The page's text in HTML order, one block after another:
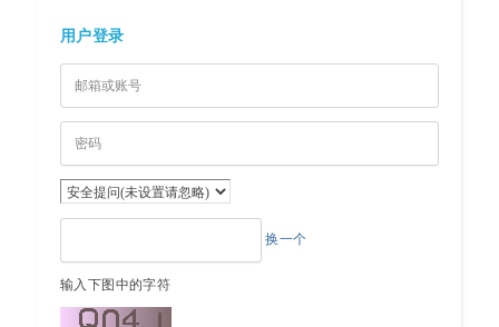
用户登录
换一个
输入下图中的字符